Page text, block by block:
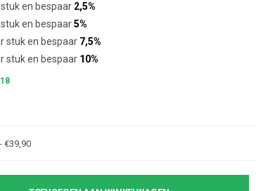
en bespaar 2,5%
en bespaar5%
stuk en bespaar 7,5%
stuk en bespaar 10%
€39,90